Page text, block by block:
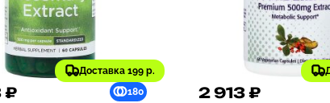
Доставка 199 р.
₽ 180 2 913 ₽